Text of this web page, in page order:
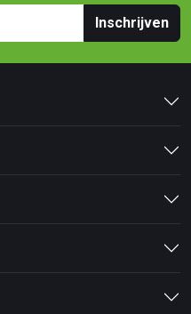
Inschrijven